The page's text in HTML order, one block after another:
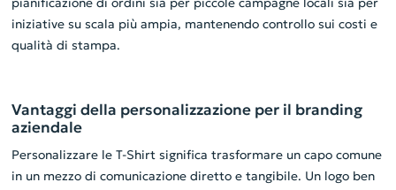
iniziative su scala più ampia, mantenendo controllo sui costi e
qualità di stampa.
Vantaggi della personalizzazione per il branding
aziendale
Personalizzare le T-Shirt significa trasformare un capo comune
in un mezzo di comunicazione diretto e tangibile. Un logo ben